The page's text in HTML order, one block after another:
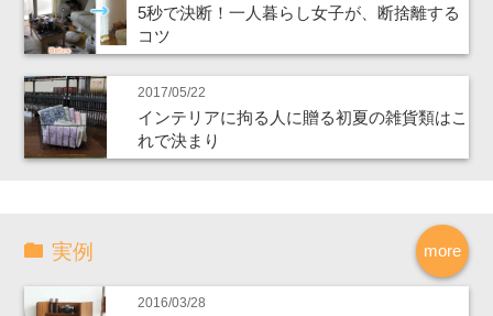
5秒で決断！一人暮らし女子が、断捨離する
コツ
2017/05/22
インテリアに拘る人に贈る初夏の雑貨類はこ
れで決まり
more
実例
2016/03/28